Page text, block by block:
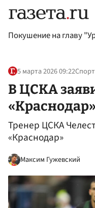
Покушение на главу
5 марта 2026 09:22Спорт
В ЦСКА
«Краснодар»
Тренер ЦСКА
«Краснодар»
Максим Гужевский